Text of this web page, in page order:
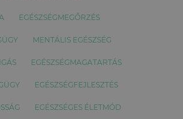
EGÉSZSÉGMEGŐRZÉS
MENTÁLIS EGÉSZSÉG
EGÉSZSÉGMAGATARTÁS
EGÉSZSÉGFEJLESZTÉS
EGÉSZSÉGES ÉLETMÓD